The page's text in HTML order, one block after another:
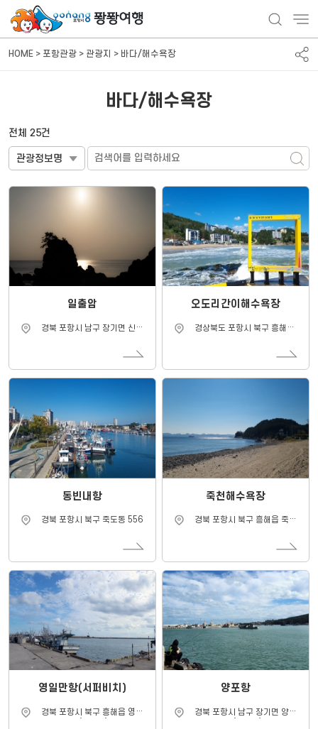
HOME > 포항관광 > 관광지 > 바다/해수욕장
바다/해수욕장
전체 25건
일출암
주
경북 포항시 남구 장기면 신창
오도리간이해수욕장
주
경상북도 포항시 북구 흥해읍
동빈내항
주
경북 포항시 북구 죽도동 556
죽천해수욕장
주
경북 포항시 북구 흥해읍 죽천
영일만항(서퍼비치)
주
경북 포항시 북구 흥해읍 영일
양포항
주
경북 포항시 남구 장기면 양포